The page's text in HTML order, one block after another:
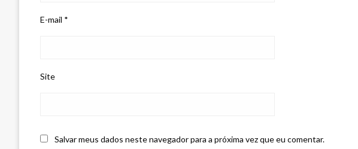
E-mail *
Site
Salvar meus dados neste navegador para a próxima vez que eu comentar.